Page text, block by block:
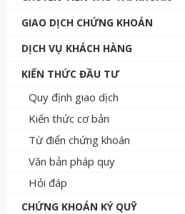
GIAO DỊCH CHỨNG KHOÁN
DỊCH VỤ KHÁCH HÀNG
KIẾN THỨC ĐẦU TƯ
Quy định giao dịch
Kiến thức cơ bản
Từ điển chứng khoán
Văn bản pháp quy
Hỏi đáp
CHỨNG KHOÁN KÝ QUỸ